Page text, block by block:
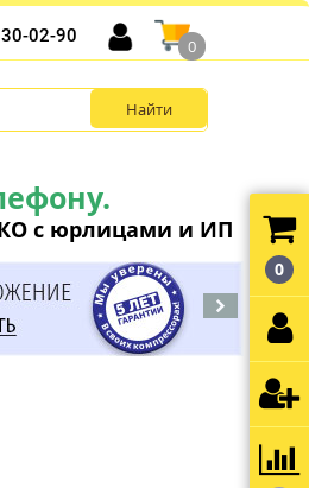
с юрлицами и ИП
02-90
0
0